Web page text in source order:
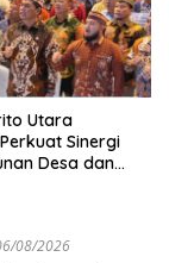
Utara
Sinergi
Desa dan
08/2026